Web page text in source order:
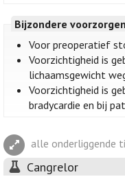
Bijzondere voorzorgen
Voor preoperatief
Voorzichtigheid is
lichaamsgewicht
Voorzichtigheid is
bradycardie en bij
alle onderliggende
Cangrelor